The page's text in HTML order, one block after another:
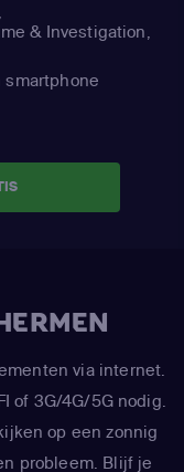
& Investigation,
smartphone
via internet.
of 3G/4G/5G nodig.
op een zonnig
probleem. Blijf je